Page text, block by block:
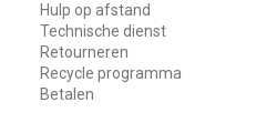
Hulp op afstand
Technische dienst
Retourneren
Recycle programma
Betalen